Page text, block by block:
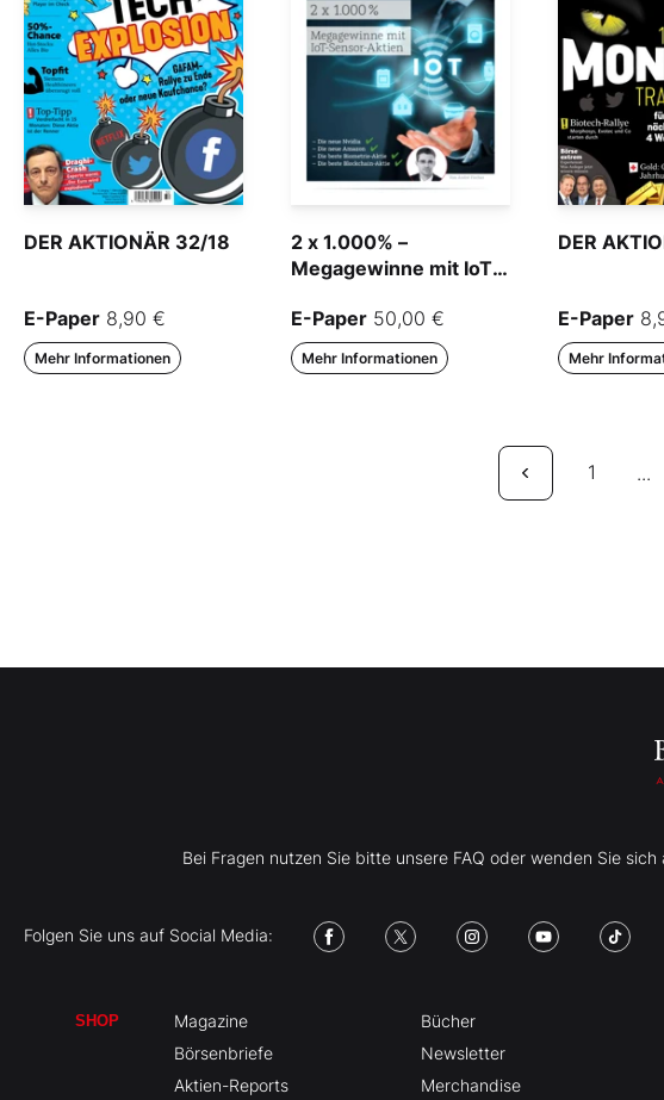
DER AKTIONÄR 32/18
E-Paper 8,90 €
Mehr Informationen
2 x 1.000% –
Megagewinne mit IoT–
E-Paper 50,00 €
Mehr Informationen
DER
E-Paper
Mehr
1 ...
Bei Fragen nutzen Sie bitte unsere FAQ oder wenden Sie
Folgen Sie uns auf Social Media:
SHOP
Magazine
Börsenbriefe
Aktien-Reports
Bücher
Newsletter
Merchandise